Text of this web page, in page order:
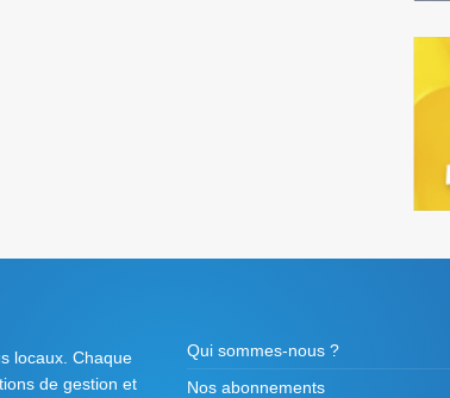
locaux. Chaque
de gestion et
Qui sommes-nous ?
Nos abonnements